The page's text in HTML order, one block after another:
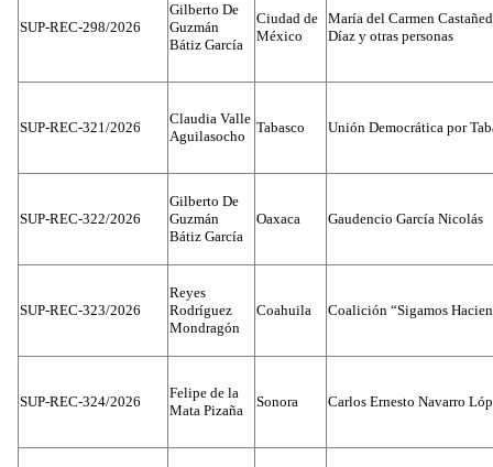
SUP-REC-298/2026
Gilberto De
Guzmán
Bátiz García
Ciudad de
México
María del Carmen
Díaz y otras personas
SUP-REC-321/2026
Claudia Valle
Aguilasocho
Tabasco Unión Democrática por
SUP-REC-322/2026
Gilberto De
Guzmán
Bátiz García
Oaxaca Gaudencio García Nicolás
SUP-REC-323/2026
Reyes
Rodríguez
Mondragón
Coahuila Coalición “Sigamos
SUP-REC-324/2026
Felipe de la
Mata Pizaña
Sonora Carlos Ernesto Navarro